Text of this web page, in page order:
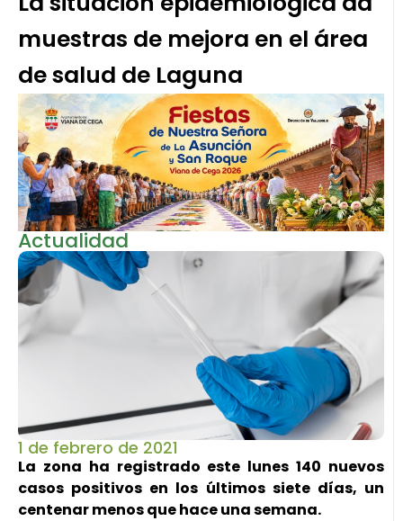
muestras de mejora en el área
de salud de Laguna
Actualidad
1 de febrero de 2021
La zona ha registrado este lunes 140 nuevos
casos positivos en los últimos siete días, un
centenar menos que hace una semana.